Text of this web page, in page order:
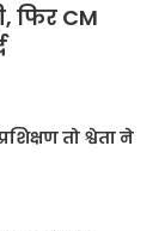
फिर CM
तो श्वेता ने